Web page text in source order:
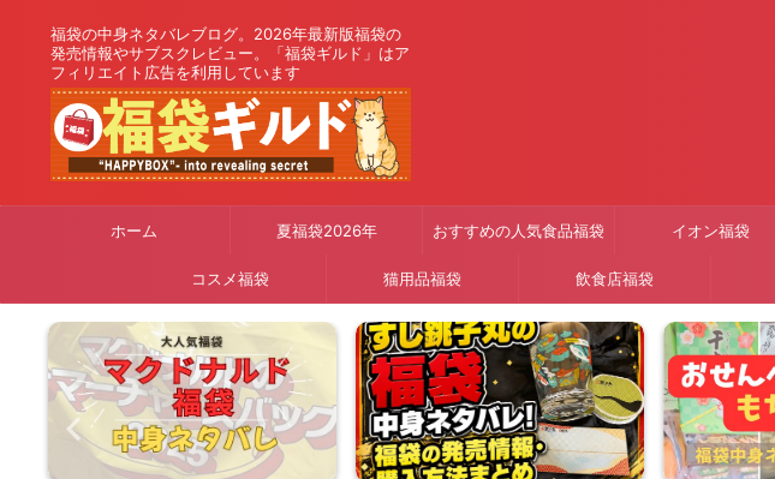
福袋の中身ネタバレブログ。2026年最新版福袋の
発売情報やサブスクレビュー。「福袋ギルド」はア
フィリエイト広告を利用しています
ホーム 夏福袋2026年 おすすめの人気食品福袋 イオン福袋
コスメ福袋 猫用品福袋 飲食店福袋